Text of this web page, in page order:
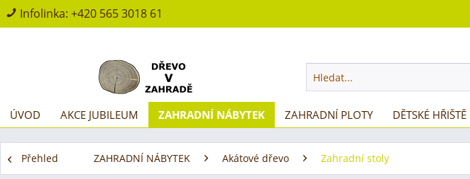
Infolinka: +420 565 3018 61
ÚVOD AKCE JUBILEUM ZAHRADNÍ NÁBYTEK ZAHRADNÍ PLOTY DĚTSKÉ HŘIŠTĚ
Přehled ZAHRADNÍ NÁBYTEK Akátové dřevo Zahradní stoly